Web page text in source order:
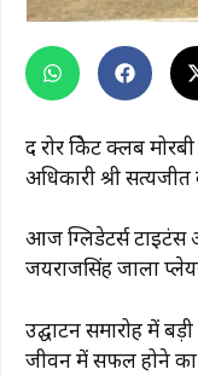
द रोर क्रिकेट क्लब
अधिकारी श्री सत्यजीत
आज ग्लिडेटर्स टाइटंस
जयराजसिंह जाला
उद्घाटन समारोह में
जीवन में सफल होने का